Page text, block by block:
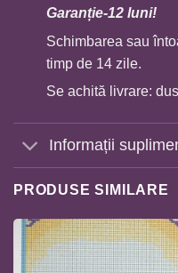
Garanție-12 luni!
Schimbarea sau
timp de 14 zile.
Se achită livrare:
Informații
PRODUSE SIMILARE